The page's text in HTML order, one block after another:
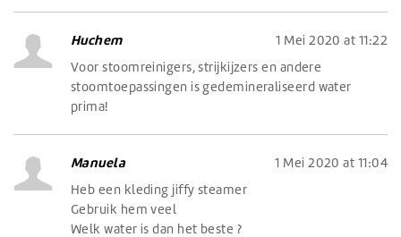
Huchem
1 Mei 2020 at 11:22
Voor stoomreinigers, strijkijzers en andere
stoomtoepassingen is gedemineraliseerd water
prima!
Manuela
1 Mei 2020 at 11:04
Heb een kleding jiffy steamer
Gebruik hem veel
Welk water is dan het beste ?